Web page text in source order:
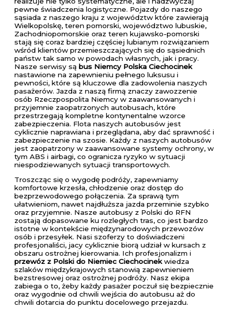
pewne świadczenia logistyczne. Pojazdy do naszego
sąsiada z naszego kraju z województw które zawierają
Wielkopolskę, teren pomorski, województwo lubuskie,
Zachodniopomorskie oraz teren kujawsko-pomorski
stają się coraz bardziej częściej lubianym rozwiązaniem
wśród klientów przemieszczających się do sąsiednich
państw tak samo w powodach własnych, jak i pracy.
Nasze serwisy są bus Niemcy Polska Ciechocinek
nastawione na zapewnieniu pełnego luksusu i
pewności, które są kluczowe dla zadowolenia naszych
pasażerów. Jazda z naszą firmą znaczy zawozzenie
osób Rzeczpospolita Niemcy w zaawansowanych i
przyjemnie zaopatrzonych autobusach, które
przestrzegają kompletne kontynentalne wzorce
zabezpieczenia. Flota naszych autobusów jest
cyklicznie naprawiana i przeglądana, aby dać sprawność i
zabezpieczenie na szosie. Każdy z naszych autobusów
jest zaopatrzony w zaawansowane systemy ochrony, w
tym ABS i airbagi, co ogranicza ryzyko w sytuacji
niespodziewanych sytuacji transportowych.
Troszcząc się o wygodę podróży, zapewniamy
komfortowe krzesła, chłodzenie oraz dostęp do
bezprzewodowego połączenia. Za sprawą tym
ułatwieniom, nawet najdłuższa jazda przeminie szybko
oraz przyjemnie. Nasze autobusy z Polski do RFN
zostają dopasowane ku rozległych tras, co jest bardzo
istotne w kontekście międzynarodowych przewozów
osób i przesyłek. Nasi szoferzy to doświadczeni
profesjonaliści, jacy cyklicznie biorą udział w kursach z
obszaru ostrożnej kierowania. Ich profesjonalizm i
przewóz z Polski do Niemiec Ciechocinekwiedza
szlaków międzykrajowych stanowią zapewnieniem
bezstresowej oraz ostrożnej podróży. Nasz ekipa
zabiega o to, żeby każdy pasażer poczuł się bezpiecznie
oraz wygodnie od chwili wejścia do autobusu aż do
chwili dotarcia do punktu docelowego przejazdu.